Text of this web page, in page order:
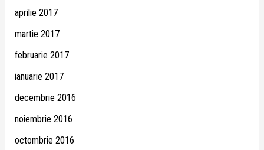
aprilie 2017
martie 2017
februarie 2017
ianuarie 2017
decembrie 2016
noiembrie 2016
octombrie 2016